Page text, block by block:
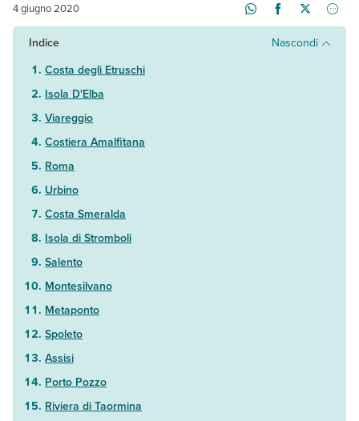
4 giugno 2020
Indice
Nascondi
Costa degli Etruschi
Isola D'Elba
Viareggio
Costiera Amalfitana
Roma
Urbino
Costa Smeralda
Isola di Stromboli
Salento
Montesilvano
Metaponto
Spoleto
Assisi
Porto Pozzo
Riviera di Taormina